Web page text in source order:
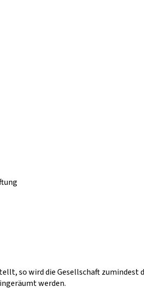
so wird die Gesellschaft
werden.